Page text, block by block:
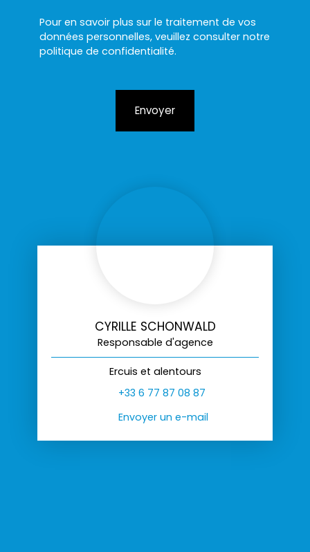
Pour en savoir plus sur le traitement de vos
données personnelles, veuillez consulter notre
politique de confidentialité.
Envoyer
CYRILLE SCHONWALD
Responsable d'agence
Ercuis et alentours
+33 6 77 87 08 87
Envoyer un e-mail